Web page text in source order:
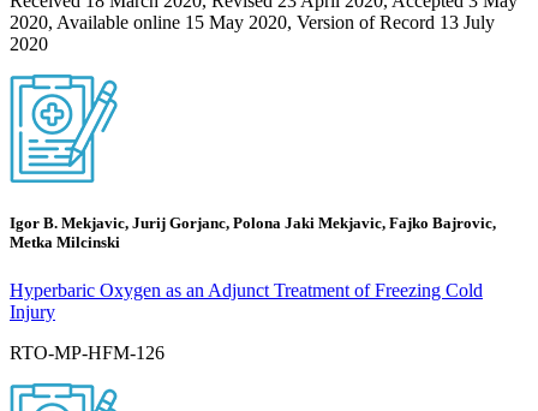
2020, Available online 15 May 2020, Version of Record 13 July
2020
Igor B. Mekjavic, Jurij Gorjanc, Polona Jaki Mekjavic, Fajko Bajrovic,
Metka Milcinski
Hyperbaric Oxygen as an Adjunct Treatment of Freezing Cold
Injury
RTO-MP-HFM-126